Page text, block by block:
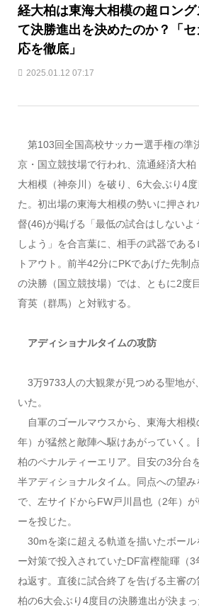
経大柏は東海大相模の超ロン
て決勝進出を決めたのか？「
応を徹底」
2025.01.12 07:17
第103回全国高校サッカー選手権の準
京・国立競技場で行われ、流通経済大
大相模（神奈川）を破り、6大会ぶり4
た。初出場の東海大相模の勢いに押さ
督(46)が掲げる「最低の試合はしないよ
しよう」を合言葉に、相手の武器であ
トアウト。前半42分にPKであげた先制
の決勝（国立競技場）では、ともに2度
育英（群馬）と対戦する。
アディショナルタイムの攻防
3万9733人の大観衆が見つめる聖地が
いた。
自軍のゴールマウスから、東海大相模
年）が猛然と敵陣へ駆けあがっていく
柏のペナルティーエリア。目安の3分台
半アディショナルタイム。同点への望
で、左サイドからFW戸川昌也（2年）
ーを投じた。
30mを楽に超える軌道を描いたボール
ー対策で投入されていたDF富樫龍暉（
ね返す。直後に試合終了を告げる主審
柏の6大会ぶり4度目の決勝進出が決まっ